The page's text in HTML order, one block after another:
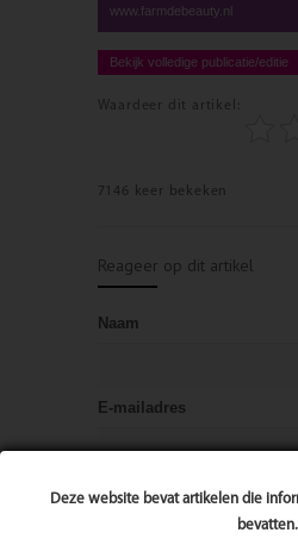
Deze website bevat artikelen die
bevatten.
www.farmdebeauty.nl
Bekijk volledige publicatie/editie
Waardeer dit artikel:
7146 keer bekeken
Reageer op dit artikel
Naam
E-mailadres
Bericht